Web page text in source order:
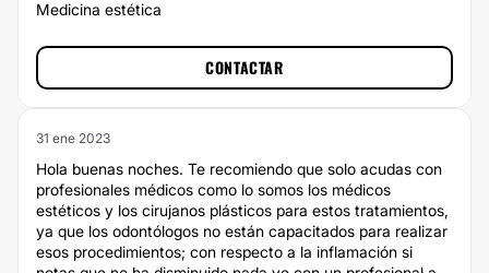
Medicina estética
CONTACTAR
31 ene 2023
Hola buenas noches. Te recomiendo que solo acudas con
profesionales médicos como lo somos los médicos
estéticos y los cirujanos plásticos para estos tratamientos,
ya que los odontólogos no están capacitados para realizar
esos procedimientos; con respecto a la inflamación si